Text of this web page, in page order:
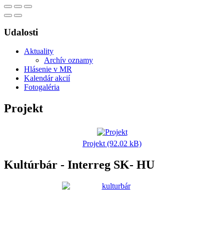
Udalosti
Aktuality
Archív oznamy
Hlásenie v MR
Kalendár akcií
Fotogaléria
Projekt
Projekt (92.02 kB)
Kultúrbár - Interreg SK- HU